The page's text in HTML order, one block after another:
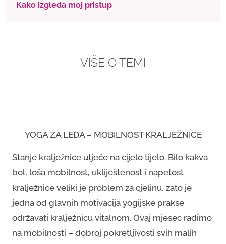
Kako izgleda moj pristup
VIŠE O TEMI
YOGA ZA LEĐA – MOBILNOST KRALJEŽNICE
Stanje kralježnice utječe na cijelo tijelo. Bilo kakva
bol, loša mobilnost, ukliještenost i napetost
kralježnice veliki je problem za cjelinu, zato je
jedna od glavnih motivacija yogijske prakse
održavati kralježnicu vitalnom. Ovaj mjesec radimo
na mobilnosti – dobroj pokretljivosti svih malih